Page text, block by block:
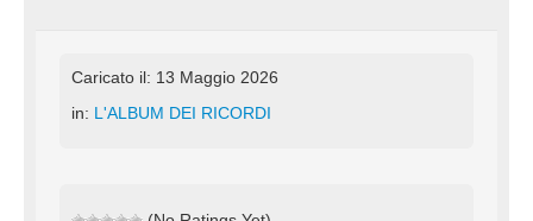
Caricato il: 13 Maggio 2026
in: L'ALBUM DEI RICORDI